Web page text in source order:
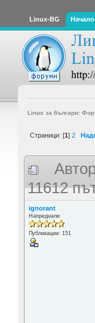
Linux-BG Начало
Linux за българи:
Страници: [1] 2
11612
ignorant
Напреднали
Публикации: 151